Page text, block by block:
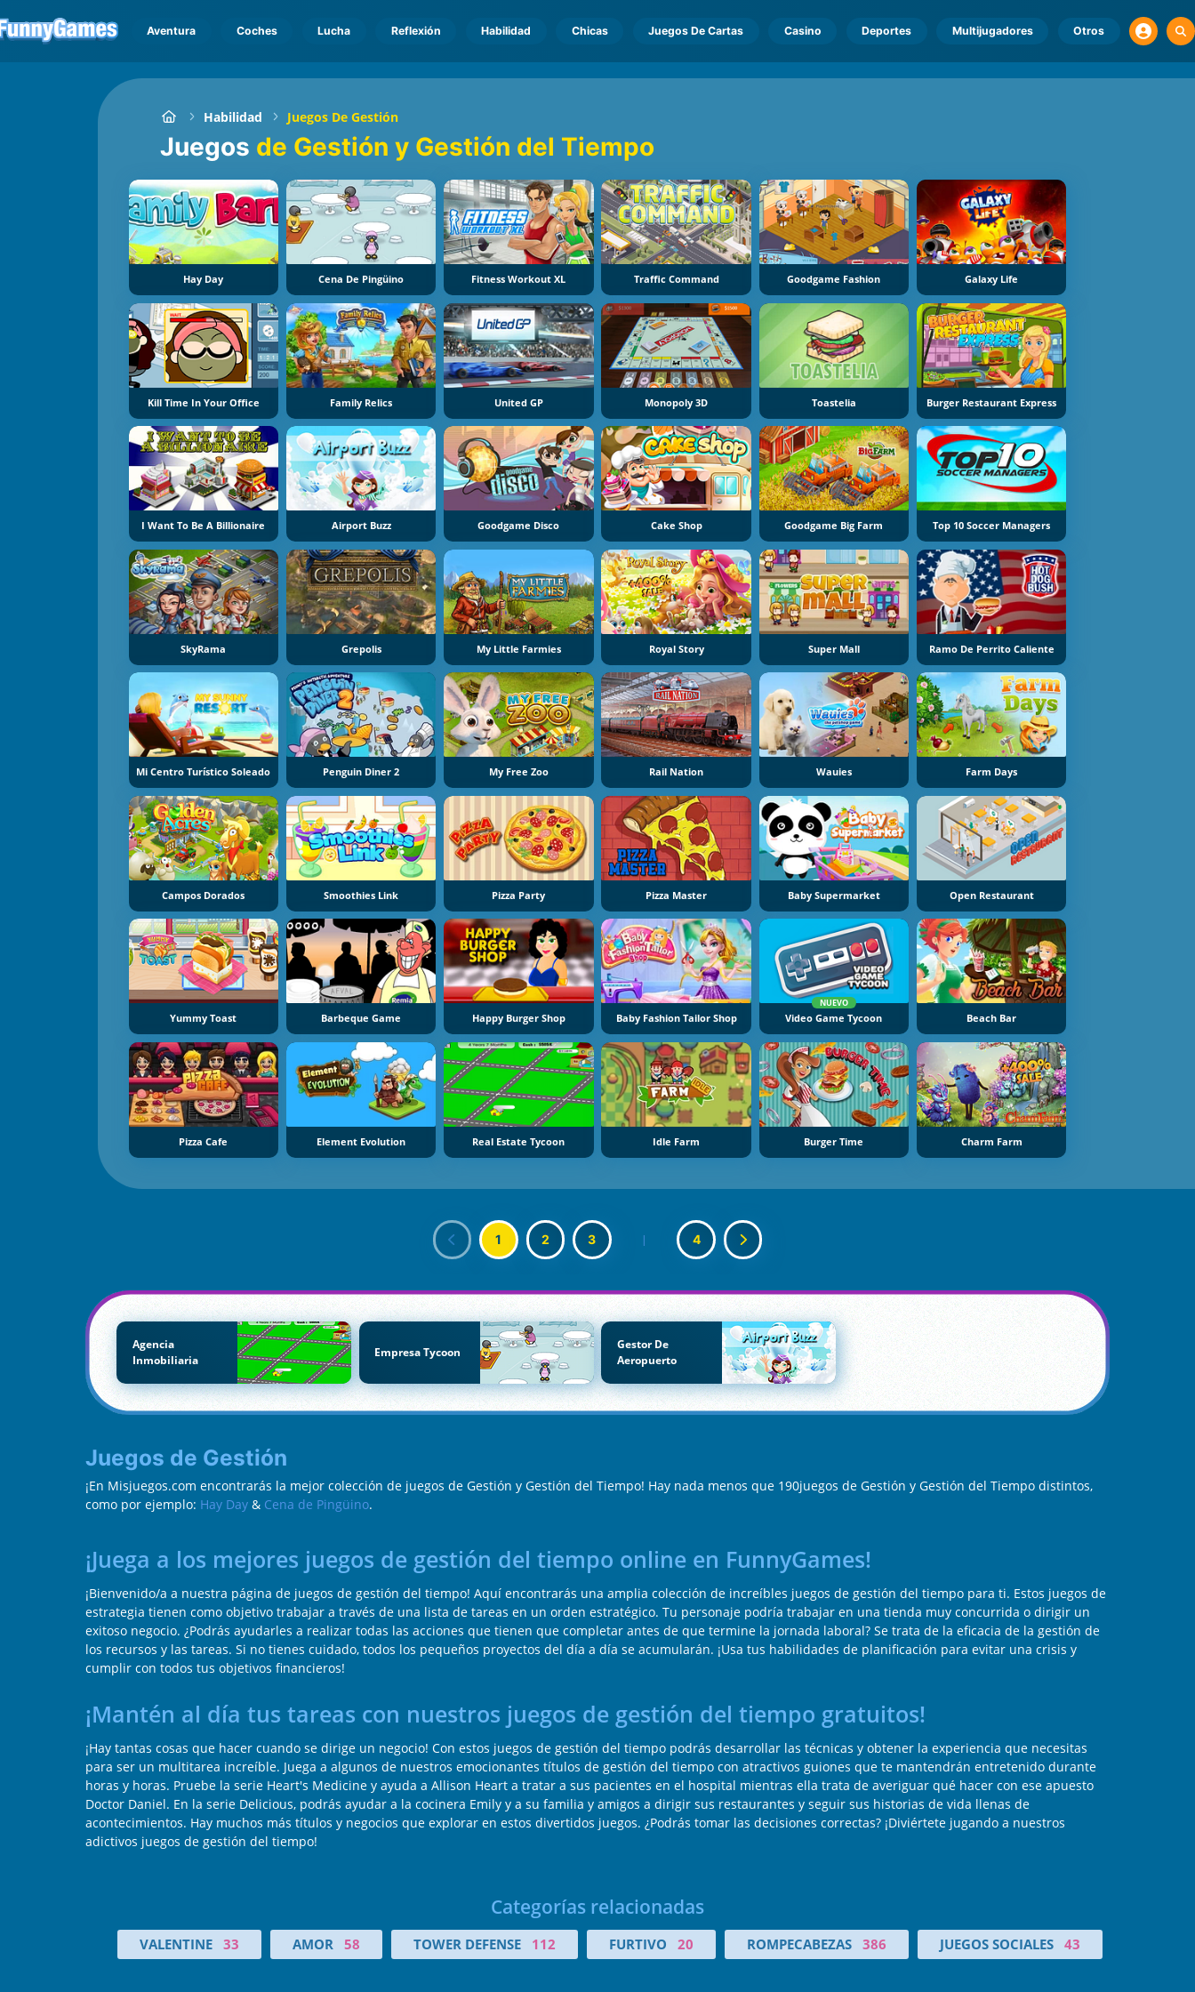
Aventura Coches Lucha Reflexión Habilidad Chicas Juegos De Cartas Casino Deportes Multijugadores Otros
Habilidad Juegos De Gestión
Juegos de Gestión y Gestión del Tiempo
Hay Day Cena De Pingüino Fitness Workout XL Traffic Command Goodgame Fashion Galaxy Life
Kill Time In Your Office Family Relics United GP Monopoly 3D Toastelia Burger Restaurant Express
I Want To Be A Billionaire Airport Buzz Goodgame Disco Cake Shop Goodgame Big Farm Top 10 Soccer Managers
SkyRama Grepolis My Little Farmies Royal Story Super Mall Ramo De Perrito Caliente
Mi Centro Turístico Soleado Penguin Diner 2 My Free Zoo Rail Nation Wauies Farm Days
Campos Dorados Smoothies Link Pizza Party Pizza Master Baby Supermarket Open Restaurant
Yummy Toast Barbeque Game Happy Burger Shop Baby Fashion Tailor Shop
NUEVO
Video Game Tycoon Beach Bar
Pizza Cafe Element Evolution Real Estate Tycoon Idle Farm Burger Time Charm Farm
1 2 3 | 4
Agencia
Inmobiliaria
Empresa Tycoon
Gestor De
Aeropuerto
Juegos de Gestión
¡En Misjuegos.com encontrarás la mejor colección de juegos de Gestión y Gestión del Tiempo! Hay nada menos que 190juegos de Gestión y Gestión del Tiempo distintos,
como por ejemplo: Hay Day & Cena de Pingüino.
¡Juega a los mejores juegos de gestión del tiempo online en FunnyGames!
¡Bienvenido/a a nuestra página de juegos de gestión del tiempo! Aquí encontrarás una amplia colección de increíbles juegos de gestión del tiempo para ti. Estos juegos de
estrategia tienen como objetivo trabajar a través de una lista de tareas en un orden estratégico. Tu personaje podría trabajar en una tienda muy concurrida o dirigir un
exitoso negocio. ¿Podrás ayudarles a realizar todas las acciones que tienen que completar antes de que termine la jornada laboral? Se trata de la eficacia de la gestión de
los recursos y las tareas. Si no tienes cuidado, todos los pequeños proyectos del día a día se acumularán. ¡Usa tus habilidades de planificación para evitar una crisis y
cumplir con todos tus objetivos financieros!
¡Mantén al día tus tareas con nuestros juegos de gestión del tiempo gratuitos!
¡Hay tantas cosas que hacer cuando se dirige un negocio! Con estos juegos de gestión del tiempo podrás desarrollar las técnicas y obtener la experiencia que necesitas
para ser un multitarea increíble. Juega a algunos de nuestros emocionantes títulos de gestión del tiempo con atractivos guiones que te mantendrán entretenido durante
horas y horas. Pruebe la serie Heart's Medicine y ayuda a Allison Heart a tratar a sus pacientes en el hospital mientras ella trata de averiguar qué hacer con ese apuesto
Doctor Daniel. En la serie Delicious, podrás ayudar a la cocinera Emily y a su familia y amigos a dirigir sus restaurantes y seguir sus historias de vida llenas de
acontecimientos. Hay muchos más títulos y negocios que explorar en estos divertidos juegos. ¿Podrás tomar las decisiones correctas? ¡Diviértete jugando a nuestros
adictivos juegos de gestión del tiempo!
Categorías relacionadas
VALENTINE 33 AMOR 58 TOWER DEFENSE 112 FURTIVO 20 ROMPECABEZAS 386 JUEGOS SOCIALES 43